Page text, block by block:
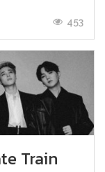
453
Train